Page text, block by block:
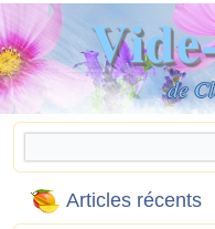
de
Articles récents